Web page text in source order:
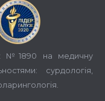
№1890 на медичну
сурдологія,